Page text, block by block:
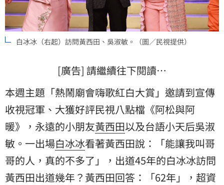
白冰冰（右起）訪問黃西田、吳淑敏。（圖／民視提供）
[廣告] 請繼續往下閱讀…
本週主題「熱鬧廟會嗨歌紅白大賞」邀請到宣傳
收視冠軍、大獲好評民視八點檔《阿松與阿
暖》，永遠的小朋友黃西田以及台語小天后吳淑
敏 。一出場白冰冰看著黃西田說：「能讓我叫哥
哥的人，真的不多了」，出道45年的白冰冰訪問
黃西田出道幾年？黃西田回答：「62年」，超資